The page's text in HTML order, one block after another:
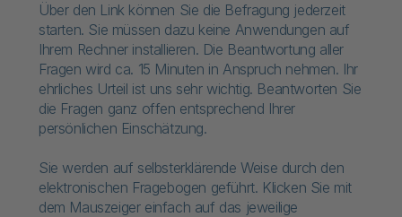
Über den Link können Sie die Befragung jederzeit
starten. Sie müssen dazu keine Anwendungen auf
Ihrem Rechner installieren. Die Beantwortung aller
Fragen wird ca. 15 Minuten in Anspruch nehmen. Ihr
ehrliches Urteil ist uns sehr wichtig. Beantworten Sie
die Fragen ganz offen entsprechend Ihrer
persönlichen Einschätzung.
Sie werden auf selbsterklärende Weise durch den
elektronischen Fragebogen geführt. Klicken Sie mit
dem Mauszeiger einfach auf das jeweilige